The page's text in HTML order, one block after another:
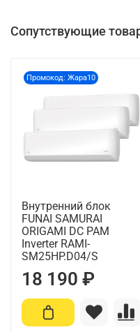
Сопутствующие
Промокод: Жара10
Внутренний блок
FUNAI SAMURAI
ORIGAMI DC PAM
Inverter RAMI-
SM25HP.D04/S
18 190 ₽